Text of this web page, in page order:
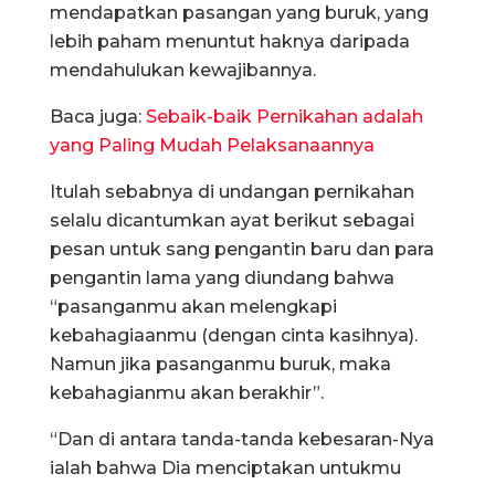
mendapatkan pasangan yang buruk, yang
lebih paham menuntut haknya daripada
mendahulukan kewajibannya.
Baca juga: Sebaik-baik Pernikahan adalah
yang Paling Mudah Pelaksanaannya
Itulah sebabnya di undangan pernikahan
selalu dicantumkan ayat berikut sebagai
pesan untuk sang pengantin baru dan para
pengantin lama yang diundang bahwa
“pasanganmu akan melengkapi
kebahagiaanmu (dengan cinta kasihnya).
Namun jika pasanganmu buruk, maka
kebahagianmu akan berakhir”.
“Dan di antara tanda-tanda kebesaran-Nya
ialah bahwa Dia menciptakan untukmu